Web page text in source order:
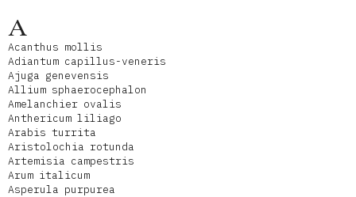
A
Acanthus mollis
Adiantum capillus-veneris
Ajuga genevensis
Allium sphaerocephalon
Amelanchier ovalis
Anthericum liliago
Arabis turrita
Aristolochia rotunda
Artemisia campestris
Arum italicum
Asperula purpurea